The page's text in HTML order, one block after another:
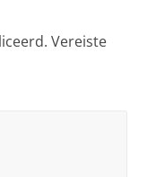
Vereiste